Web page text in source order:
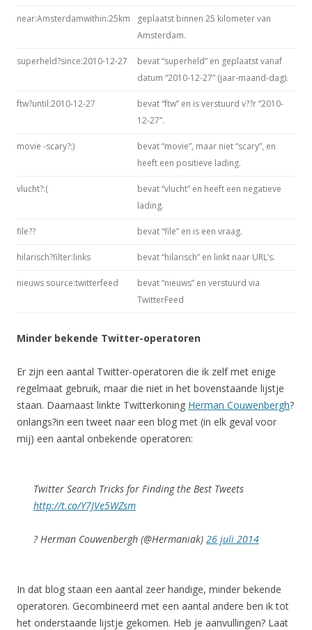
near:Amsterdamwithin:25km
geplaatst binnen 25 kilometer van
Amsterdam.
superheld?since:2010-12-27
bevat “superheld” en geplaatst vanaf
datum “2010-12-27” (jaar-maand-dag).
ftw?until:2010-12-27
bevat “ftw” en is verstuurd v??r “2010-
12-27”.
movie -scary?:)
bevat “movie”, maar niet “scary”, en
heeft een positieve lading.
vlucht?:(
bevat “vlucht” en heeft een negatieve
lading.
file?? bevat “file” en is een vraag.
hilarisch?filter:links bevat “hilarisch” en linkt naar URL’s.
nieuws source:twitterfeed
bevat “nieuws” en verstuurd via
TwitterFeed
Minder bekende Twitter-operatoren
Er zijn een aantal Twitter-operatoren die ik zelf met enige
regelmaat gebruik, maar die niet in het bovenstaande lijstje
staan. Daarnaast linkte Twitterkoning Herman Couwenbergh?
onlangs?in een tweet naar een blog met (in elk geval voor
mij) een aantal onbekende operatoren:
Twitter Search Tricks for Finding the Best Tweets
http://t.co/Y7JVe5WZsm
? Herman Couwenbergh (@Hermaniak) 26 juli 2014
In dat blog staan een aantal zeer handige, minder bekende
operatoren. Gecombineerd met een aantal andere ben ik tot
het onderstaande lijstje gekomen. Heb je aanvullingen? Laat